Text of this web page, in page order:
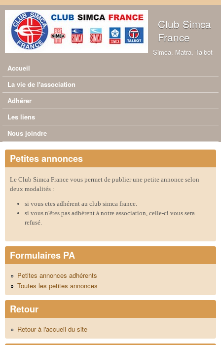
Aller au contenu principal
Club Simca
France
Simca, Matra, Talbot
Menu principal
Accueil
La vie de l'association
Adhérer
Les liens
Nous joindre
Petites annonces
Le Club Simca France vous permet de publier une petite annonce selon
deux modalités :
si vous etes adhérent au club simca france.
si vous n'êtes pas adhérent à notre association, celle-ci vous sera
refusé.
Formulaires PA
Petites annonces adhérents
Toutes les petites annonces
Retour
Retour à l'accueil du site